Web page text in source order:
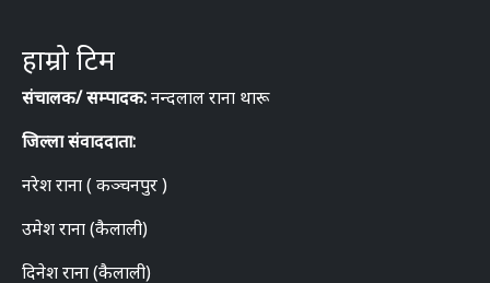
हाम्रो टिम
संचालक/ सम्पादक:नन्दलाल राना थारू
जिल्ला संवाददाता:
नरेश राना ( कञ्चनपुर )
उमेश राना (कैलाली)
दिनेश राना (कैलाली)